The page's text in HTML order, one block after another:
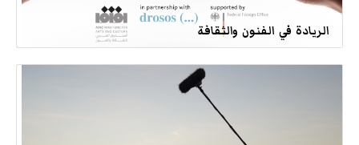
الريادة في الفنون والثقافة